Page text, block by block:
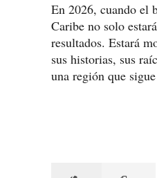
En 2026, cuando el
Caribe no solo
resultados. Estará
sus historias, sus
una región que